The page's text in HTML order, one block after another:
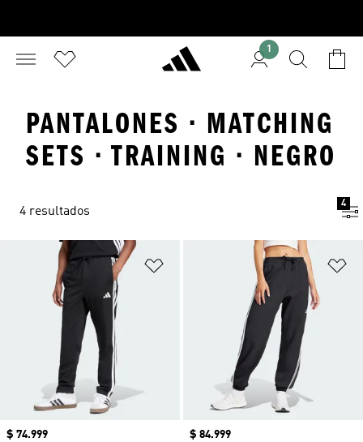
1
PANTALONES · MATCHING
SETS · TRAINING · NEGRO
4 resultados
4
Añadir a la lista de deseos
Precio
$ 74.999
Precio
$ 84.999